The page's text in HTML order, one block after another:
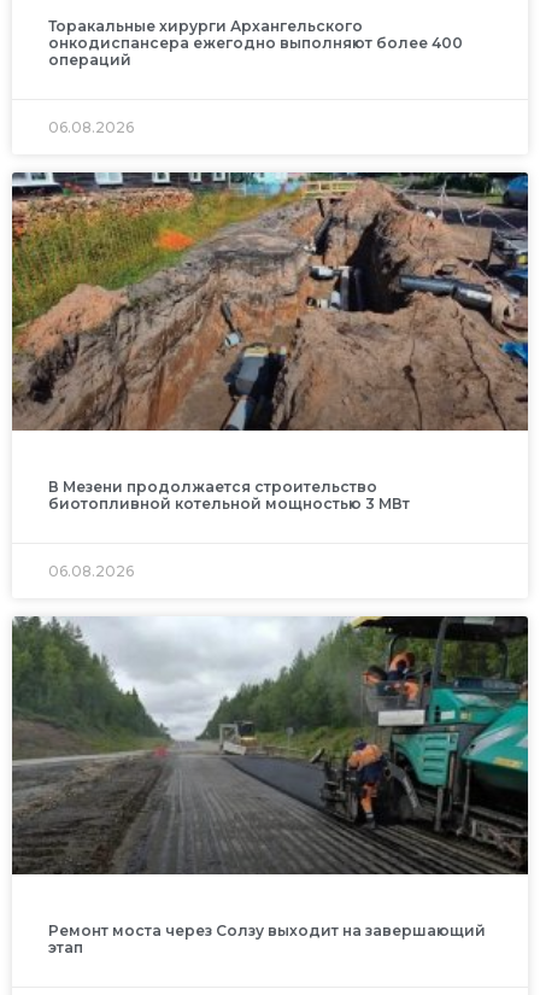
Торакальные хирурги Архангельского
онкодиспансера ежегодно выполняют более 400
операций
06.08.2026
В Мезени продолжается строительство
биотопливной котельной мощностью 3 МВт
06.08.2026
Ремонт моста через Солзу выходит на завершающий
этап